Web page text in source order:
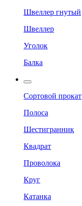
Швеллер гнутый
Швеллер
Уголок
Балка
Сортовой прокат
Полоса
Шестигранник
Квадрат
Проволока
Круг
Катанка